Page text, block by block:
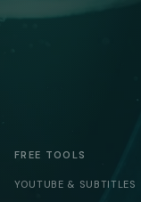
FREE TOOLS
YOUTUBE & SUBTITLES